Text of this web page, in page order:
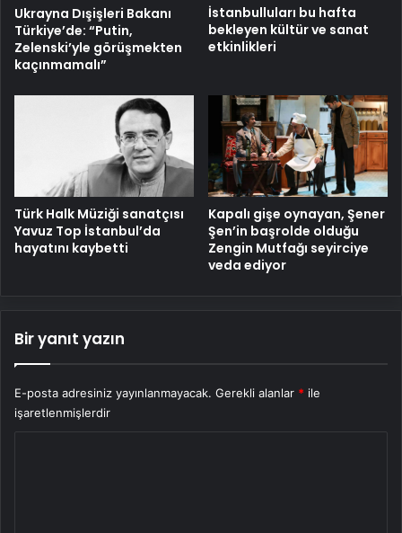
Ukrayna Dışişleri Bakanı
Türkiye’de: “Putin,
Zelenski’yle görüşmekten
kaçınmamalı”
İstanbulluları bu hafta
bekleyen kültür ve sanat
etkinlikleri
Türk Halk Müziği sanatçısı
Yavuz Top İstanbul’da
hayatını kaybetti
Kapalı gişe oynayan, Şener
Şen’in başrolde olduğu
Zengin Mutfağı seyirciye
veda ediyor
Bir yanıt yazın
E-posta adresiniz yayınlanmayacak. Gerekli alanlar * ile
işaretlenmişlerdir